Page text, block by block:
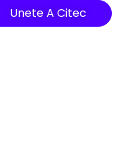
Unete A Citec